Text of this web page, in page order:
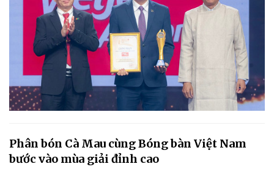
Phân bón Cà Mau cùng Bóng bàn Việt Nam
bước vào mùa giải đỉnh cao